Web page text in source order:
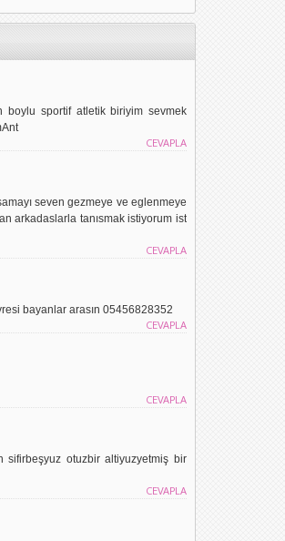
boylu sportif atletik biriyim sevmek
CEVAPLA
seven gezmeye ve eglenmeye
arkadaslarla tanısmak istiyorum ist
CEVAPLA
bayanlar arasın 05456828352
CEVAPLA
CEVAPLA
sifirbeşyuz otuzbir altiyuzyetmiş bir
CEVAPLA